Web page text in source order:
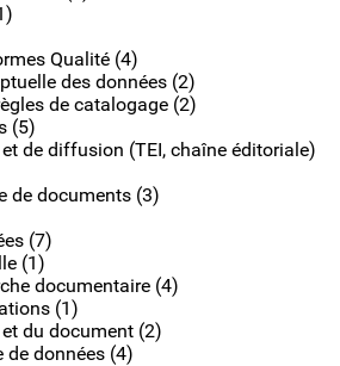
Qualité (4)
des données (2)
de catalogage (2)
(5)
de diffusion (TEI, chaîne éditoriale)
de documents (3)
(7)
(1)
documentaire (4)
(1)
du document (2)
données (4)